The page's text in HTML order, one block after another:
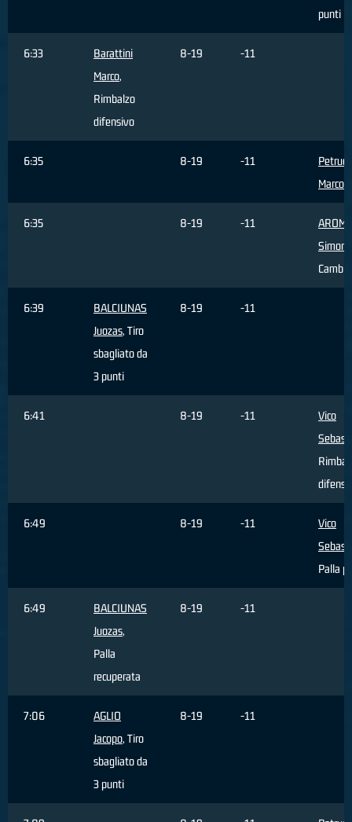
punti
6:33
Barattini
Marco,
Rimbalzo
difensivo
8-19 -11
6:35 8-19 -11
Petrucci
Marco
6:35 8-19 -11
Simone
Cambio
6:39
BALCIUNAS
Juozas, Tiro
sbagliato da
3 punti
8-19 -11
6:41 8-19 -11
Vico
6:49 8-19 -11
Vico
Palla
6:49
BALCIUNAS
Juozas,
Palla
recuperata
8-19 -11
7:06
AGLIO
Jacopo, Tiro
sbagliato da
3 punti
8-19 -11